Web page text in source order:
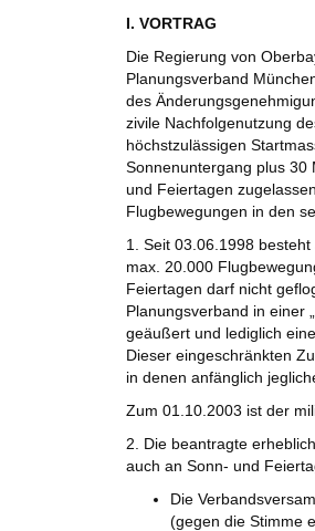
I. VORTRAG
Die Regierung von
Planungsverband
des
zivile Nachfolgenutzung
höchstzulässigen
Sonnenuntergang plus 30
und Feiertagen
Flugbewegungen in den
1. Seit 03.06.1998
max. 20.000
Feiertagen darf nicht
Planungsverband in einer
geäußert und lediglich
Dieser eingeschränkten
in denen anfänglich
Zum 01.10.2003 ist der
2. Die beantragte
auch an Sonn- und
Die
(gegen die Stimme